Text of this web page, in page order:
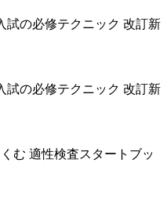
試の必修テクニック 改訂新
試の必修テクニック 改訂新
む 適性検査スタートブッ